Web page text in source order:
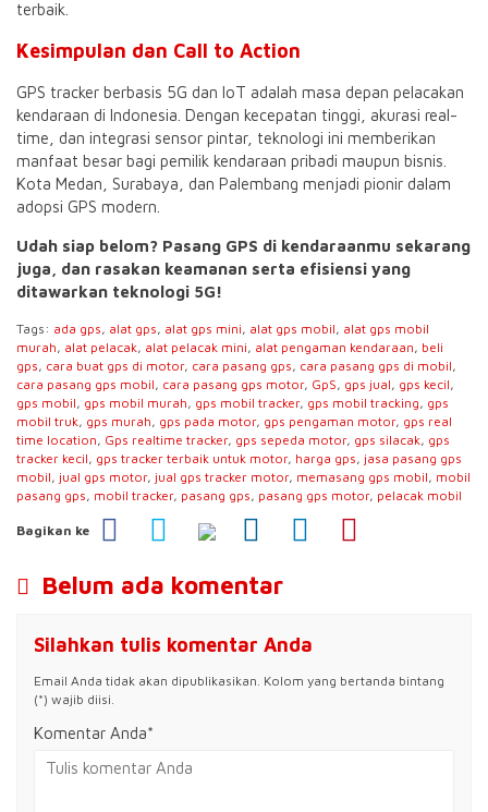
terbaik.
Kesimpulan dan Call to Action
GPS tracker berbasis 5G dan IoT adalah masa depan pelacakan
kendaraan di Indonesia. Dengan kecepatan tinggi, akurasi real-
time, dan integrasi sensor pintar, teknologi ini memberikan
manfaat besar bagi pemilik kendaraan pribadi maupun bisnis.
Kota Medan, Surabaya, dan Palembang menjadi pionir dalam
adopsi GPS modern.
Udah siap belom? Pasang GPS di kendaraanmu sekarang
juga, dan rasakan keamanan serta efisiensi yang
ditawarkan teknologi 5G!
Tags: ada gps, alat gps, alat gps mini, alat gps mobil, alat gps mobil
murah, alat pelacak, alat pelacak mini, alat pengaman kendaraan, beli
gps, cara buat gps di motor, cara pasang gps, cara pasang gps di mobil,
cara pasang gps mobil, cara pasang gps motor, GpS, gps jual, gps kecil,
gps mobil, gps mobil murah, gps mobil tracker, gps mobil tracking, gps
mobil truk, gps murah, gps pada motor, gps pengaman motor, gps real
time location, Gps realtime tracker, gps sepeda motor, gps silacak, gps
tracker kecil, gps tracker terbaik untuk motor, harga gps, jasa pasang gps
mobil, jual gps motor, jual gps tracker motor, memasang gps mobil, mobil
pasang gps, mobil tracker, pasang gps, pasang gps motor, pelacak mobil
Bagikan ke
Belum ada komentar
Silahkan tulis komentar Anda
Email Anda tidak akan dipublikasikan. Kolom yang bertanda bintang
(*) wajib diisi.
Komentar Anda*